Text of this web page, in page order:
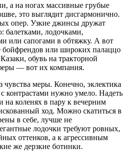
а на ногах массивные грубые
это выглядит дисгармонично.
опер. Узкие джинсы дружат
балетками, лодочками,
или сапогами в обтяжку. А вот
бойфрендов или широких палаццо
обувь на тракторной
— вот их компания.
чувства меры. Конечно, эклектика
контрастами нужно умело. Надеть
коленях в пару к вечерним
ход. Можно скатиться в
в себе, лучше не
лодочки требуют ровных,
оттенков, а к агрессивным
же дерзкие ботинки.